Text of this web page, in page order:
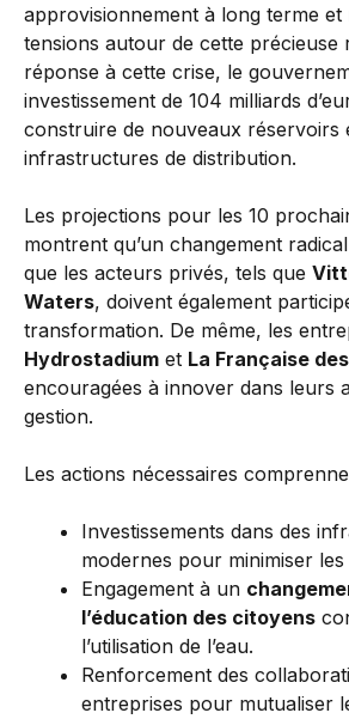
approvisionnement à long terme et
tensions autour de cette précieuse
réponse à cette crise, le
investissement de 104 milliards
construire de nouveaux réservoirs
infrastructures de distribution.
Les projections pour les 10
montrent qu’un changement
que les acteurs privés, tels que
Waters, doivent également
transformation. De même, les
Hydrostadium et La Française
encouragées à innover dans leurs
gestion.
Les actions nécessaires
Investissements dans des
modernes pour minimiser les
Engagement à un
l’éducation des citoyens
l’utilisation de l’eau.
Renforcement des
entreprises pour mutualiser